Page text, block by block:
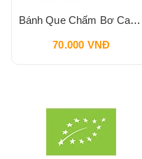
Bánh Que Chấm Bơ Cacao Hạt Phỉ Snack Nutella & Go Breadstick 52g
70.000 VNĐ